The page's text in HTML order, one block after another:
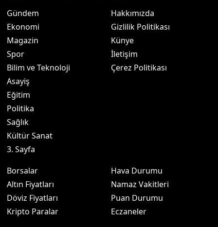
Gündem
Ekonomi
Magazin
Spor
Bilim ve Teknoloji
Asayiş
Eğitim
Politika
Sağlık
Kültür Sanat
3. Sayfa
Hakkımızda
Gizlilik Politikası
Künye
İletişim
Çerez Politikası
Borsalar
Altın Fiyatları
Döviz Fiyatları
Kripto Paralar
Hava Durumu
Namaz Vakitleri
Puan Durumu
Eczaneler